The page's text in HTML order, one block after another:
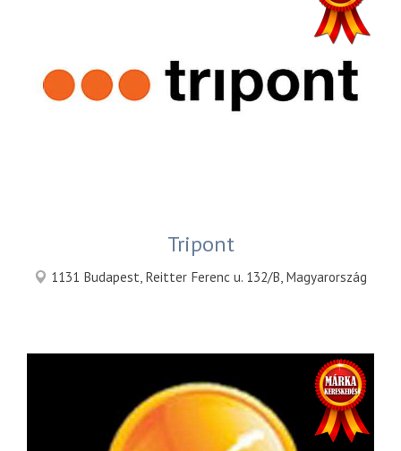
Tripont
1131 Budapest, Reitter Ferenc u. 132/B, Magyarország